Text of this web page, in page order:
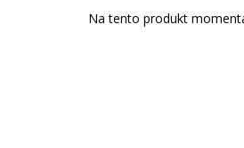
Na tento produkt